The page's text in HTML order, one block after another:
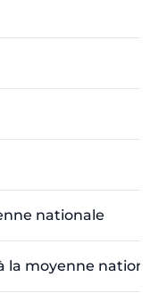
nationale
la moyenne